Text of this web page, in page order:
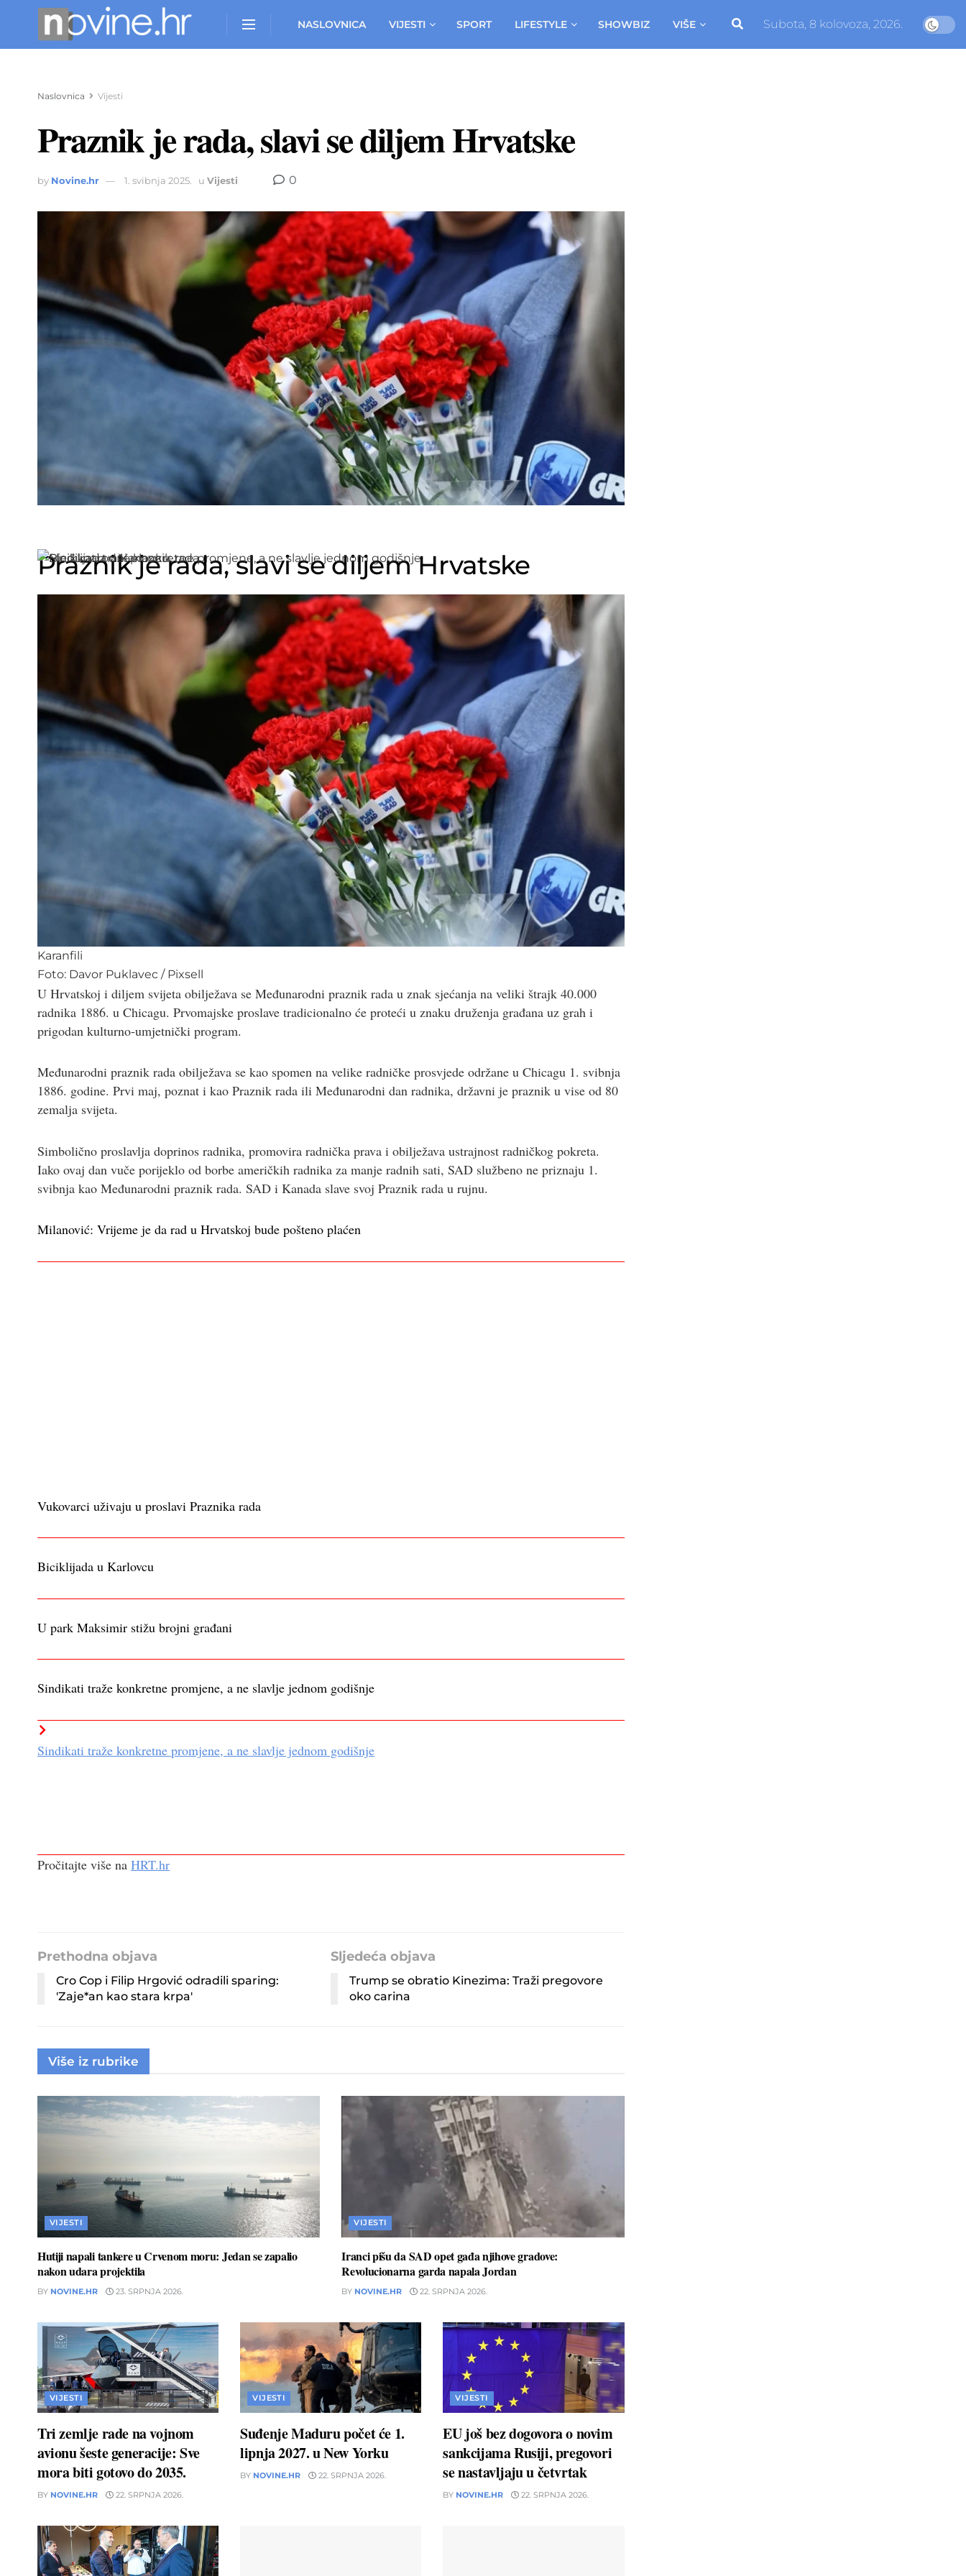
NASLOVNICA VIJESTI SPORT LIFESTYLE SHOWBIZ VIŠE Subota, 8 kolovoza, 2026.
Naslovnica Vijesti
Praznik je rada, slavi se diljem Hrvatske
by Novine.hr 1. svibnja 2025. u Vijesti 0
Praznik je rada, slavi se diljem Hrvatske
Karanfili
Foto: Davor Puklavec / Pixsell
U Hrvatskoj i diljem svijeta obilježava se Međunarodni praznik rada u znak sjećanja na veliki štrajk 40.000
radnika 1886. u Chicagu. Prvomajske proslave tradicionalno će proteći u znaku druženja građana uz grah i
prigodan kulturno-umjetnički program.
Međunarodni praznik rada obilježava se kao spomen na velike radničke prosvjede održane u Chicagu 1. svibnja
1886. godine. Prvi maj, poznat i kao Praznik rada ili Međunarodni dan radnika, državni je praznik u vise od 80
zemalja svijeta.
Simbolično proslavlja doprinos radnika, promovira radnička prava i obilježava ustrajnost radničkog pokreta.
Iako ovaj dan vuče porijeklo od borbe američkih radnika za manje radnih sati, SAD službeno ne priznaju 1.
svibnja kao Međunarodni praznik rada. SAD i Kanada slave svoj Praznik rada u rujnu.
Milanović: Vrijeme je da rad u Hrvatskoj bude pošteno plaćen
Vukovarci uživaju u proslavi Praznika rada
Biciklijada u Karlovcu
U park Maksimir stižu brojni građani
Sindikati traže konkretne promjene, a ne slavlje jednom godišnje
Sindikati traže konkretne promjene, a ne slavlje jednom godišnje
Pročitajte više na HRT.hr
Prethodna objava
Cro Cop i Filip Hrgović odradili sparing:
'Zaje*an kao stara krpa'
Sljedeća objava
Trump se obratio Kinezima: Traži pregovore
oko carina
Više iz rubrike
VIJESTI
Hutiji napali tankere u Crvenom moru: Jedan se zapalio
nakon udara projektila
BY NOVINE.HR 23. SRPNJA 2026.
VIJESTI
Iranci pišu da SAD opet gađa njihove gradove:
Revolucionarna garda napala Jordan
BY NOVINE.HR 22. SRPNJA 2026.
VIJESTI
Tri zemlje rade na vojnom
avionu šeste generacije: Sve
mora biti gotovo do 2035.
BY NOVINE.HR 22. SRPNJA 2026.
VIJESTI
Suđenje Maduru počet će 1.
lipnja 2027. u New Yorku
BY NOVINE.HR 22. SRPNJA 2026.
VIJESTI
EU još bez dogovora o novim
sankcijama Rusiji, pregovori
se nastavljaju u četvrtak
BY NOVINE.HR 22. SRPNJA 2026.